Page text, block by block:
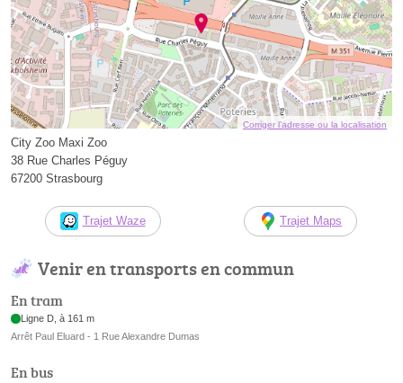
Corriger l’adresse ou la localisation
City Zoo Maxi Zoo
38 Rue Charles Péguy
67200 Strasbourg
Trajet Waze Trajet Maps
Venir en transports en commun
En tram
Ligne D, à 161 m
Arrêt Paul Eluard - 1 Rue Alexandre Dumas
En bus